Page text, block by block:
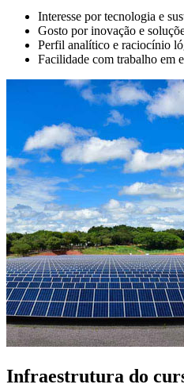
Interesse por tecnologia e
Gosto por inovação e
Perfil analítico e raciocínio
Facilidade com trabalho em
Infraestrutura do